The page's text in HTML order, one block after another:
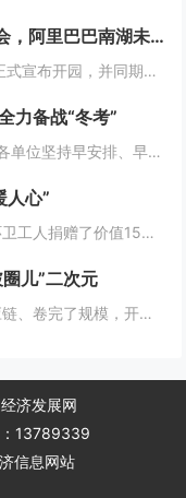
“问道未来”南湖未来产业生态大会，阿里巴巴南湖未来科学园正式宣布开园
12月6日，阿里巴巴南湖未来科学园正式宣布开园，并同期举办了“问道未来——南湖未来产业生态大会”。此次活动中，由阿里巴巴达摩院主导的湖畔实验室、中国科学院院士叶志镇团队、西湖大学裴端卿教授实验室等共计106家科技创新企业及实验室正式入驻并举...
力备战“冬考”
随着气温的逐渐下降，装备制造集团各单位坚持早安排、早准备、早落实，超前部署、多措并举做好防冻保暖工作，全力保障冬季生产安全稳定运行。“报告值班长，井口热风机组经过全面检修维护，昨天进行了试运转，一切正常。”寺河煤矿二号井机电运行工区班前会上...
人心”
近日，平遥牛肉集团向全县 768 位环卫工人捐赠了价值15万余元的保暖衣和保温杯。这一善举主要源于对环卫工人辛勤付出的由衷敬意。他们每日穿梭在平遥的大街小巷，无畏寒暑，为城市的整洁默默奉献，这种精神深深触动了平遥牛肉集团...
儿”二次元
2024年的连锁餐饮赛道，卷完了供应链、卷完了规模，开始卷起了营销和文化，而作为我国连锁快餐的龙头企业，华莱士无疑是最会玩儿的“玩家”之一。日前，华莱士联名沧元图，用国潮、国漫文化，破圈儿二次元，掀起了“华门信徒”和二次元粉丝的“双厨狂喜”...
济发展网
13789339
信息网站